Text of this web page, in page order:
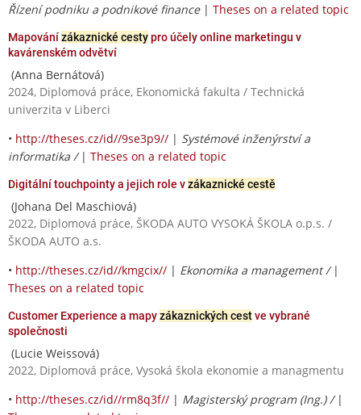
Řízení podniku a podnikové finance| Theses on a related topic
Mapovánízákaznické cestypro účely online marketingu v
kavárenském odvětví
(Anna Bernátová)
2024, Diplomová práce, Ekonomická fakulta / Technická
univerzita v Liberci
• http://theses.cz/id//9se3p9// | Systémové inženýrství a
informatika / | Theses on a related topic
Digitální touchpointy a jejich role vzákaznické cestě
(Johana Del Maschiová)
2022, Diplomová práce, ŠKODA AUTO VYSOKÁ ŠKOLA o.p.s. /
ŠKODA AUTO a.s.
• http://theses.cz/id//kmgcix// | Ekonomika a management / |
Theses on a related topic
Customer Experience a mapyzákaznických cestve vybrané
společnosti
(Lucie Weissová)
2022, Diplomová práce, Vysoká škola ekonomie a managmentu
• http://theses.cz/id//rm8q3f// | Magisterský program (Ing.) / |